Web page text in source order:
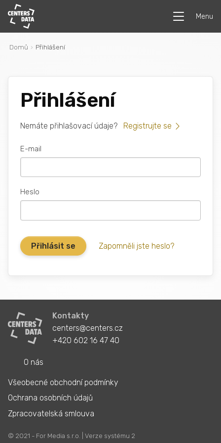
Menu
Domů Přihlášení
Přihlášení
Nemáte přihlašovací údaje? Registrujte se
E-mail
Heslo
Zapomněli jste heslo?
Kontakty
centers@centers.cz
+420 602 16 47 40
O nás
Všeobecné obchodní podmínky
Ochrana osobních údajů
Zpracovatelská smlouva
© 2021 - For Media s.r.o. | Verze systému 2